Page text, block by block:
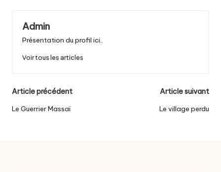
Admin
Présentation du profil ici..
Voir tous les articles
Post
navigation
Article précédent
Le Guerrier Massaï
Article suivant
Le village perdu